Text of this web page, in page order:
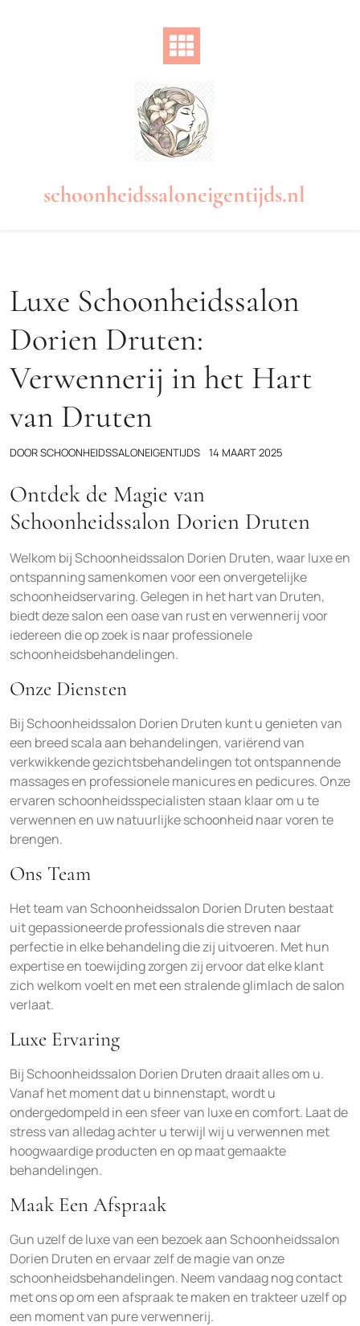
schoonheidssaloneigentijds.nl
Luxe Schoonheidssalon
Dorien Druten:
Verwennerij in het Hart
van Druten
DOORSCHOONHEIDSSALONEIGENTIJDS 14 MAART 2025
Ontdek de Magie van
Schoonheidssalon Dorien Druten
Welkom bij Schoonheidssalon Dorien Druten, waar luxe en
ontspanning samenkomen voor een onvergetelijke
schoonheidservaring. Gelegen in het hart van Druten,
biedt deze salon een oase van rust en verwennerij voor
iedereen die op zoek is naar professionele
schoonheidsbehandelingen.
Onze Diensten
Bij Schoonheidssalon Dorien Druten kunt u genieten van
een breed scala aan behandelingen, variërend van
verkwikkende gezichtsbehandelingen tot ontspannende
massages en professionele manicures en pedicures. Onze
ervaren schoonheidsspecialisten staan klaar om u te
verwennen en uw natuurlijke schoonheid naar voren te
brengen.
Ons Team
Het team van Schoonheidssalon Dorien Druten bestaat
uit gepassioneerde professionals die streven naar
perfectie in elke behandeling die zij uitvoeren. Met hun
expertise en toewijding zorgen zij ervoor dat elke klant
zich welkom voelt en met een stralende glimlach de salon
verlaat.
Luxe Ervaring
Bij Schoonheidssalon Dorien Druten draait alles om u.
Vanaf het moment dat u binnenstapt, wordt u
ondergedompeld in een sfeer van luxe en comfort. Laat de
stress van alledag achter u terwijl wij u verwennen met
hoogwaardige producten en op maat gemaakte
behandelingen.
Maak Een Afspraak
Gun uzelf de luxe van een bezoek aan Schoonheidssalon
Dorien Druten en ervaar zelf de magie van onze
schoonheidsbehandelingen. Neem vandaag nog contact
met ons op om een afspraak te maken en trakteer uzelf op
een moment van pure verwennerij.